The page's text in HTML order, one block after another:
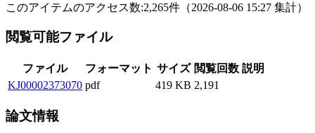
このアイテムのアクセス数:2,265件 （2026-08-06 15:27 集計）
閲覧可能ファイル
ファイル フォーマット サイズ 閲覧回数 説明
KJ00002373070 pdf 419 KB 2,191
論文情報